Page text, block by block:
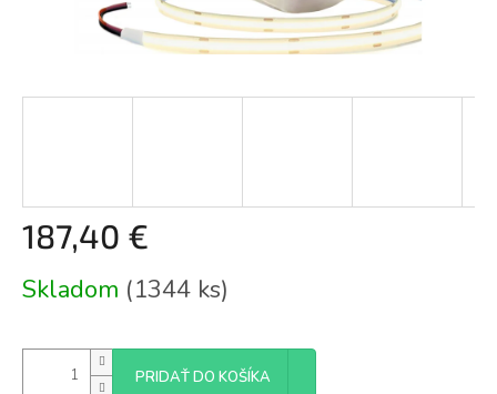
187,40 €
cena:
Skladom (1344 ks)
PRIDAŤ DO KOŠÍKA